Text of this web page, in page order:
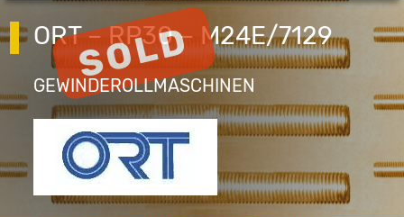
ORT – RP30 – M24E/7129
GEWINDEROLLMASCHINEN